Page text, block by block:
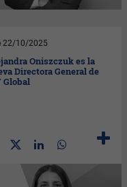
22/10/2025
Oniszczuk es la
Directora General de
Global